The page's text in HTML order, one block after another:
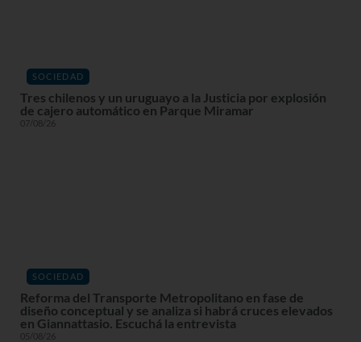
SOCIEDAD
Tres chilenos y un uruguayo a la Justicia por explosión
de cajero automático en Parque Miramar
07/08/26
SOCIEDAD
Reforma del Transporte Metropolitano en fase de
diseño conceptual y se analiza si habrá cruces elevados
en Giannattasio. Escuchá la entrevista
05/08/26